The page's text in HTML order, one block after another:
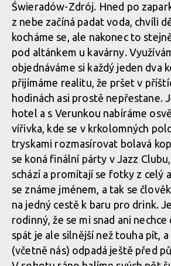
Świeradów-Zdrój. Hned po
z nebe začíná padat voda, chvíli
kocháme se, ale nakonec to
pod altánkem u kavárny.
objednáváme si každý jeden dva
přijímáme realitu, že pršet v
hodinách asi prostě nepřestane.
hotel a s Verunkou nabíráme
vířivka, kde se v krkolomných
tryskami rozmasírovat bolavá
se koná finální párty v Jazz
schází a promítají se fotky z celý
se známe jménem, a tak se
na jedný cestě k baru pro drink.
rodinný, že se mi snad ani
spát je ale silnější než touha pít,
(včetně nás) odpadá ještě před